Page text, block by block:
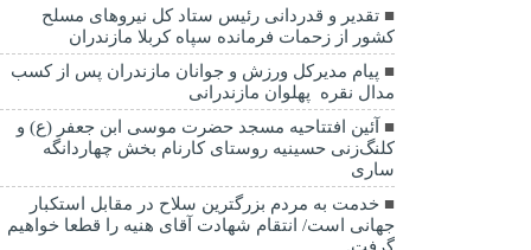
تقدیر و قدردانی رئیس ستاد کل نیرو‌های مسلح
کشور از زحمات فرمانده سپاه کربلا مازندران
پیام مدیرکل ورزش و جوانان مازندران پس از کسب
مدال نقره پهلوان مازندرانی
آئین افتتاحیه مسجد حضرت موسی ابن جعفر (ع) و
کلنگ‌زنی حسینیه روستای کارنام بخش چهاردانگه
ساری
خدمت به مردم بزرگترین سلاح در مقابل استکبار
جهانی است/ انتقام شهادت آقای هنیه را قطعا خواهیم